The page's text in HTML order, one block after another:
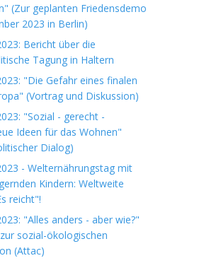
(Zur geplanten Friedensdemo
2023 in Berlin)
Bericht über die
Tagung in Haltern
"Die Gefahr eines finalen
(Vortrag und Diskussion)
"Sozial - gerecht -
Ideen für das Wohnen"
Dialog)
- Welternährungstag mit
Kindern: Weltweite
reicht"!
"Alles anders - aber wie?"
sozial-ökologischen
(Attac)